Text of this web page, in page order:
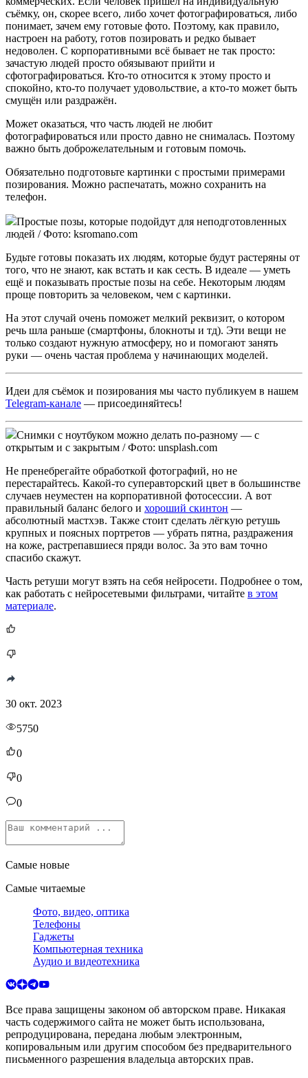
съёмку, он, скорее всего, либо хочет фотографироваться, либо
понимает, зачем ему готовые фото. Поэтому, как правило,
настроен на работу, готов позировать и редко бывает
недоволен. С корпоративными всё бывает не так просто:
зачастую людей просто обязывают прийти и
сфотографироваться. Кто-то относится к этому просто и
спокойно, кто-то получает удовольствие, а кто-то может быть
смущён или раздражён.
Может оказаться, что часть людей не любит
фотографироваться или просто давно не снималась. Поэтому
важно быть доброжелательным и готовым помочь.
Обязательно подготовьте картинки с простыми примерами
позирования. Можно распечатать, можно сохранить на
телефон.
Простые позы, которые подойдут для неподготовленных
людей / Фото: ksromano.com
Будьте готовы показать их людям, которые будут растеряны от
того, что не знают, как встать и как сесть. В идеале — уметь
ещё и показывать простые позы на себе. Некоторым людям
проще повторить за человеком, чем с картинки.
На этот случай очень поможет мелкий реквизит, о котором
речь шла раньше (смартфоны, блокноты и тд). Эти вещи не
только создают нужную атмосферу, но и помогают занять
руки — очень частая проблема у начинающих моделей.
Идеи для съёмок и позирования мы часто публикуем в нашем
Telegram-канале — присоединяйтесь!
Снимки с ноутбуком можно делать по-разному — с
открытым и с закрытым / Фото: unsplash.com
Не пренебрегайте обработкой фотографий, но не
перестарайтесь. Какой-то суперавторский цвет в большинстве
случаев неуместен на корпоративной фотосессии. А вот
правильный баланс белого и хороший скинтон —
абсолютный мастхэв. Также стоит сделать лёгкую ретушь
крупных и поясных портретов — убрать пятна, раздражения
на коже, растрепавшиеся пряди волос. За это вам точно
спасибо скажут.
Часть ретуши могут взять на себя нейросети. Подробнее о том,
как работать с нейросетевыми фильтрами, читайте в этом
материале.
30 окт. 2023
5750
0
0
0
Самые новые
Самые читаемые
Фото, видео, оптика
Телефоны
Гаджеты
Компьютерная техника
Аудио и видеотехника
Все права защищены законом об авторском праве. Никакая
часть содержимого сайта не может быть использована,
репродуцирована, передана любым электронным,
копировальным или другим способом без предварительного
письменного разрешения владельца авторских прав.